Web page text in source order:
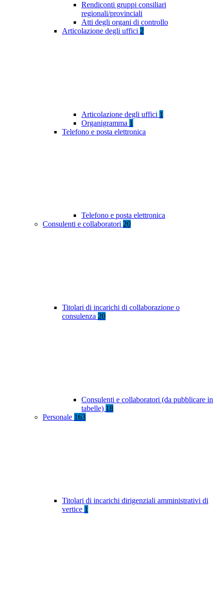
Rendiconti gruppi consiliari
regionali/provinciali
Atti degli organi di controllo
Articolazione degli uffici 2
Articolazione degli uffici 1
Organigramma 1
Telefono e posta elettronica
Telefono e posta elettronica
Consulenti e collaboratori 20
Titolari di incarichi di collaborazione o
consulenza 20
Consulenti e collaboratori (da pubblicare in
tabelle) 18
Personale 163
Titolari di incarichi dirigenziali amministrativi di
vertice 1